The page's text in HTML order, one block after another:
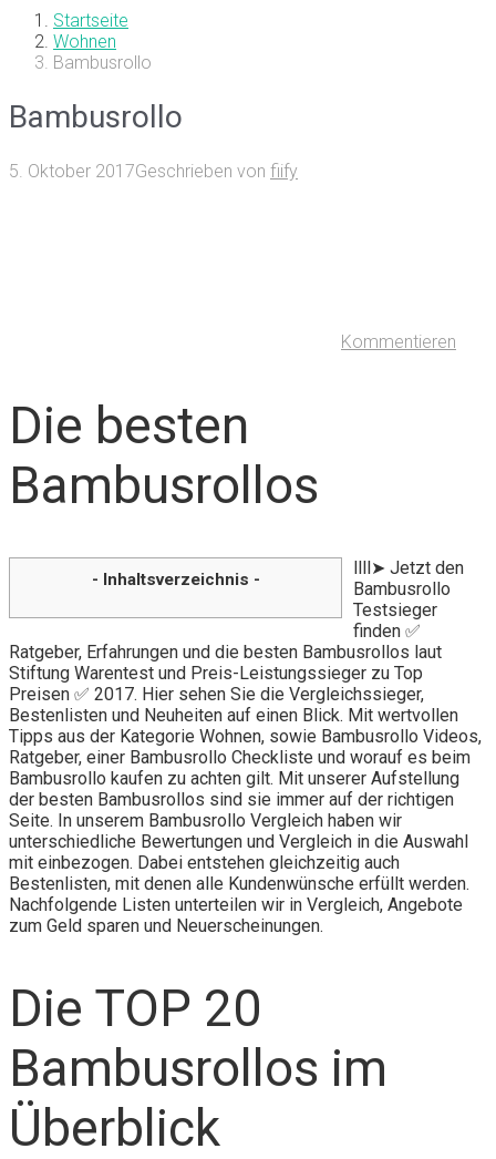
Startseite
Wohnen
Bambusrollo
Bambusrollo
5. Oktober 2017Geschrieben von fiify
Kommentieren
Die besten
Bambusrollos
- Inhaltsverzeichnis -
llll➤ Jetzt den
Bambusrollo
Testsieger
finden ✅
Ratgeber, Erfahrungen und die besten Bambusrollos laut
Stiftung Warentest und Preis-Leistungssieger zu Top
Preisen ✅ 2017. Hier sehen Sie die Vergleichssieger,
Bestenlisten und Neuheiten auf einen Blick. Mit wertvollen
Tipps aus der Kategorie Wohnen, sowie Bambusrollo Videos,
Ratgeber, einer Bambusrollo Checkliste und worauf es beim
Bambusrollo kaufen zu achten gilt. Mit unserer Aufstellung
der besten Bambusrollos sind sie immer auf der richtigen
Seite. In unserem Bambusrollo Vergleich haben wir
unterschiedliche Bewertungen und Vergleich in die Auswahl
mit einbezogen. Dabei entstehen gleichzeitig auch
Bestenlisten, mit denen alle Kundenwünsche erfüllt werden.
Nachfolgende Listen unterteilen wir in Vergleich, Angebote
zum Geld sparen und Neuerscheinungen.
Die TOP 20
Bambusrollos im
Überblick